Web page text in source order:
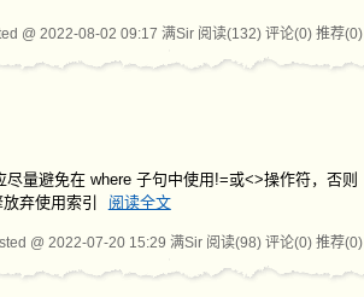
@ 2022-08-02 09:17 满Sir 阅读(132) 评论(0) 推荐(0)
量避免在 where 子句中使用!=或<>操作符，否则
弃使用索引
阅读全文
@ 2022-07-20 15:29 满Sir 阅读(98) 评论(0) 推荐(0)